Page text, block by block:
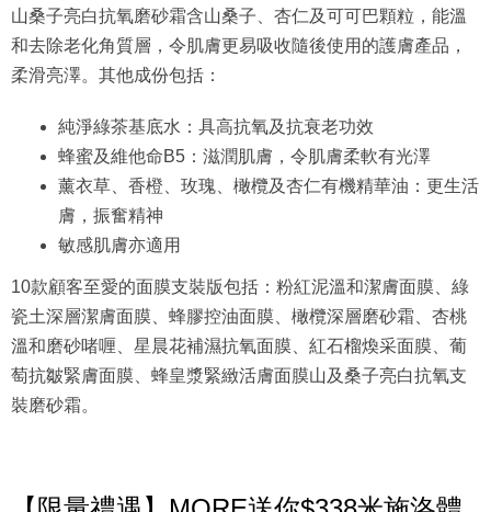
山桑子亮白抗氧磨砂霜含山桑子、杏仁及可可巴顆粒，能溫
和去除老化角質層，令肌膚更易吸收隨後使用的護膚產品，
柔滑亮澤。其他成份包括：
純淨綠茶基底水：具高抗氧及抗衰老功效
蜂蜜及維他命B5：滋潤肌膚，令肌膚柔軟有光澤
薰衣草、香橙、玫瑰、橄欖及杏仁有機精華油：更生活
膚，振奮精神
敏感肌膚亦適用
10款顧客至愛的面膜支裝版包括：粉紅泥溫和潔膚面膜、綠
瓷土深層潔膚面膜、蜂膠控油面膜、橄欖深層磨砂霜、杏桃
溫和磨砂啫喱、星晨花補濕抗氧面膜、紅石榴煥采面膜、葡
萄抗皺緊膚面膜、蜂皇漿緊緻活膚面膜山及桑子亮白抗氧支
裝磨砂霜。